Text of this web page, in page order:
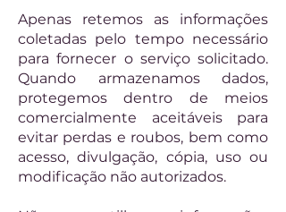
Apenas retemos as informações
coletadas pelo tempo necessário
para fornecer o serviço solicitado.
Quando armazenamos dados,
protegemos dentro de meios
comercialmente aceitáveis ​​para
evitar perdas e roubos, bem como
acesso, divulgação, cópia, uso ou
modificação não autorizados.